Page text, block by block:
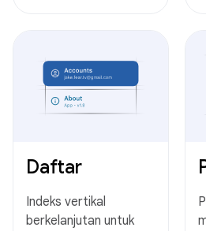
Daftar
Indeks vertikal
berkelanjutan untuk